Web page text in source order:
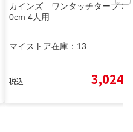
カインズ ワンタッチタープ 20
0cm 4人用
マイストア在庫： 13
税込 3,024